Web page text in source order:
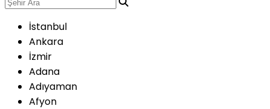
İstanbul
Ankara
İzmir
Adana
Adıyaman
Afyon